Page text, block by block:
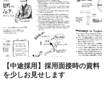
【中途採用】採用面接時の資料
を少しお見せします